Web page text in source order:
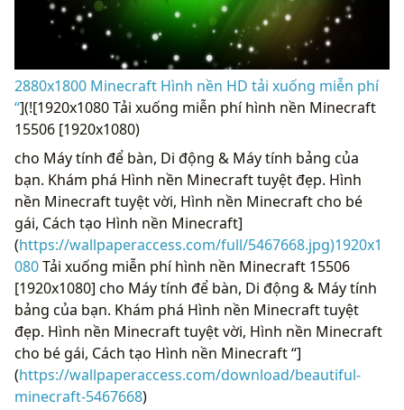
2880x1800 Minecraft Hình nền HD tải xuống miễn phí
“](![1920x1080 Tải xuống miễn phí hình nền Minecraft
15506 [1920x1080)
cho Máy tính để bàn, Di động & Máy tính bảng của
bạn. Khám phá Hình nền Minecraft tuyệt đẹp. Hình
nền Minecraft tuyệt vời, Hình nền Minecraft cho bé
gái, Cách tạo Hình nền Minecraft]
(https://wallpaperaccess.com/full/5467668.jpg)1920x1
080Tải xuống miễn phí hình nền Minecraft 15506
[1920x1080] cho Máy tính để bàn, Di động & Máy tính
bảng của bạn. Khám phá Hình nền Minecraft tuyệt
đẹp. Hình nền Minecraft tuyệt vời, Hình nền Minecraft
cho bé gái, Cách tạo Hình nền Minecraft “]
(https://wallpaperaccess.com/download/beautiful-
minecraft-5467668)